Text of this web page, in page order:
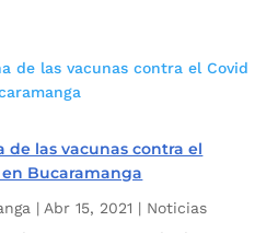
de las vacunas contra el
en Bucaramanga
| Abr 15, 2021 | Noticias